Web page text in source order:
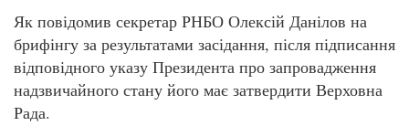
Як повідомив секретар РНБО Олексій Данілов на
брифінгу за результатами засідання, після підписання
відповідного указу Президента про запровадження
надзвичайного стану його має затвердити Верховна
Рада.